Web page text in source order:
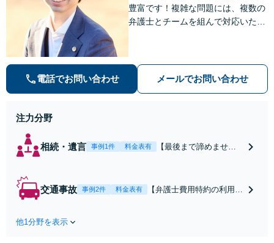
豊富です！複雑な問題には、複数の
弁護士とチームを組んで対応いたし
気軽にご相談ください。
電話でお問い合わせ メールでお問い合わせ
注力分野
相続・遺言 事例1件 料金表有
【最後まで諦めませ
合意してしまう前にご
交通事故 事例2件 料金表有
【弁護士費用特約の利用＆
他1分野を表示